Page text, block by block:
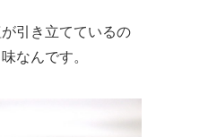
引き立てているの
なんです。